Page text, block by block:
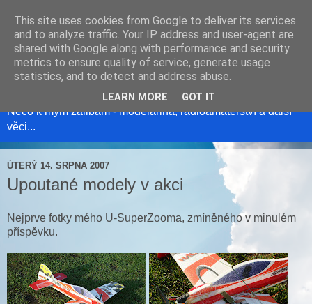
Modelweb
Něco k mým zálibám - modelařina, radioamatérství a další
věci...
ÚTERÝ 14. SRPNA 2007
Upoutané modely v akci
Nejprve fotky mého U-SuperZooma, zmíněného v minulém
příspěvku.
This site uses cookies from Google to deliver its services
and to analyze traffic. Your IP address and user-agent are
shared with Google along with performance and security
metrics to ensure quality of service, generate usage
statistics, and to detect and address abuse.
LEARN MORE GOT IT